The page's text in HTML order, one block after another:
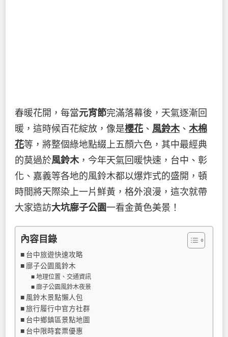
春暖花開，每當元宵節完滿落幕後，天氣逐漸回
暖，這時候百花綻放，像是櫻花 、 風鈴木、 木棉
花等，將整個綠地點綴上五顏六色，其中最經典
的莫過於風鈴木，今年天氣回暖快速，台中、彰
化、嘉義等各地的風鈴木都以爆炸式的盛開，頓
時間將天際染上一片鮮黃，格外浪漫，這次就帶
大家造訪大坑廍子公園一看金黃色美景！
內容目錄
台中旅遊快速攻略
廍子公園風鈴木
地理位置、交通資訊
廍子公園風鈴木夜景
風鈴木景點懶人包
旅行履行中官方社群
台中鄉鎮區景點地圖
台中限時套票優惠